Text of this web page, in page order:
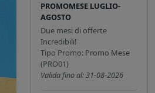
PROMOMESE LUGLIO-
AGOSTO
Due mesi di offerte
Incredibili!
Tipo Promo: Promo Mese
(PRO01)
Valida fino al: 31-08-2026